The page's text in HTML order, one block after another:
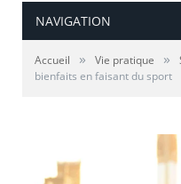
NAVIGATION
Accueil » Vie pratique »
bienfaits en faisant du sport